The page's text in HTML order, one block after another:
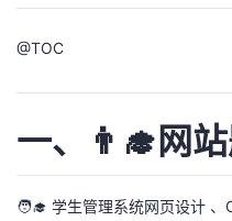
@TOC
一、👨‍🎓网站
🧑‍🎓 学生管理系统网页设计